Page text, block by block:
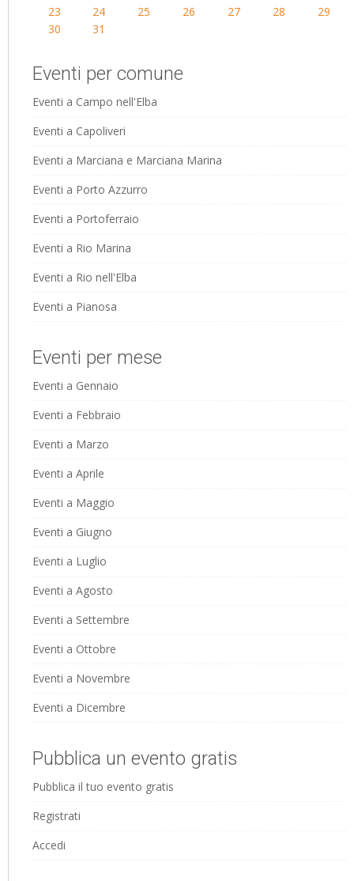
23
24 25 26 27 28
29
30
31
Eventi per comune
Eventi a Campo nell'Elba
Eventi a Capoliveri
Eventi a Marciana e Marciana Marina
Eventi a Porto Azzurro
Eventi a Portoferraio
Eventi a Rio Marina
Eventi a Rio nell'Elba
Eventi a Pianosa
Eventi per mese
Eventi a Gennaio
Eventi a Febbraio
Eventi a Marzo
Eventi a Aprile
Eventi a Maggio
Eventi a Giugno
Eventi a Luglio
Eventi a Agosto
Eventi a Settembre
Eventi a Ottobre
Eventi a Novembre
Eventi a Dicembre
Pubblica un evento gratis
Pubblica il tuo evento gratis
Registrati
Accedi